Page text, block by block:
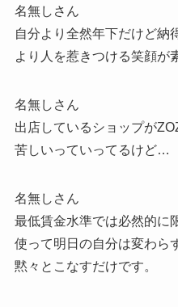
名無しさん
自分より全然年下だけど納
より人を惹きつける笑顔が
名無しさん
出店しているショップが
苦しいっていってるけど…
名無しさん
最低賃金水準では必然的に
使って明日の自分は変わら
黙々とこなすだけです。